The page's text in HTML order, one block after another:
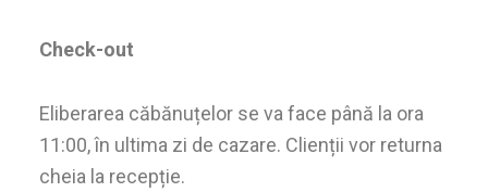
Check-out
Eliberarea căbănuțelor se va face până la ora
11:00, în ultima zi de cazare. Clienții vor returna
cheia la recepție.